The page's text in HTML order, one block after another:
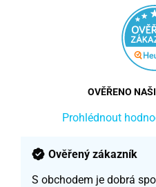
OVĚŘENO
Prohlédnout
Ověřený zákazník
S obchodem je dobrá